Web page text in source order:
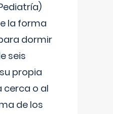
la forma
dormir
seis
propia
cerca o al
de los